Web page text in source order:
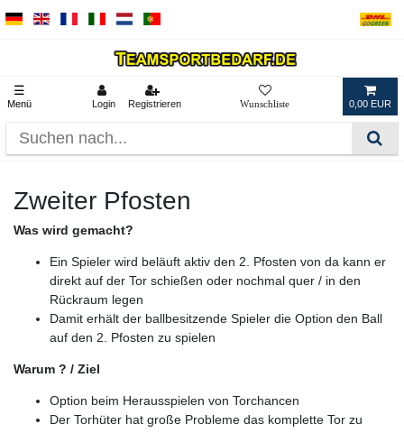
☰
Menü Login Registrieren 0,00 EUR
Zweiter Pfosten
Was wird gemacht?
Ein Spieler wird beläuft aktiv den 2. Pfosten von da kann er
direkt auf der Tor schießen oder nochmal quer / in den
Rückraum legen
Damit erhält der ballbesitzende Spieler die Option den Ball
auf den 2. Pfosten zu spielen
Warum ? / Ziel
Option beim Herausspielen von Torchancen
Der Torhüter hat große Probleme das komplette Tor zu